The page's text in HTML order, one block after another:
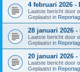
4 februari 2026 -
Laatste bericht door
Geplaatst in
28 januari 2026 -
Laatste bericht door
Geplaatst in
20 januari 2026
Laatste bericht door
Geplaatst in